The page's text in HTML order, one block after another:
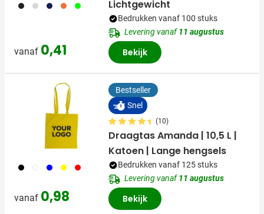
001 002 005 007 019
vanaf 0,41
Lichtgewicht
Bedrukken vanaf 100 stuks
Levering vanaf11 augustus
Bekijk
001 002 005 006 008
vanaf 0,98
Bestseller
Snel
(10)
Draagtas Amanda | 10,5 L |
Katoen | Lange hengsels
Bedrukken vanaf 125 stuks
Levering vanaf11 augustus
Bekijk